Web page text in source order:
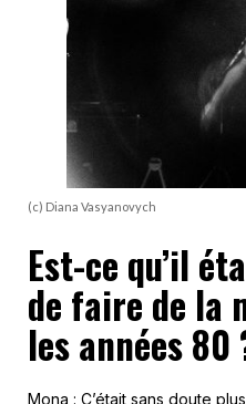
(c) Diana Vasyanovych
Est-ce qu’il
de faire de la
les années 80
Mona : C’était sans doute